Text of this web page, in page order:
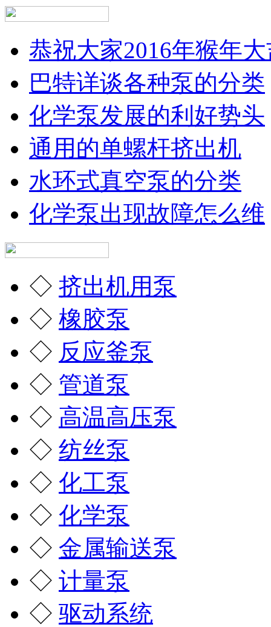
恭祝大家2016年猴年
巴特详谈各种泵的分类
化学泵发展的利好势头
通用的单螺杆挤出机
水环式真空泵的分类
化学泵出现故障怎么维
◇ 挤出机用泵
◇ 橡胶泵
◇ 反应釜泵
◇ 管道泵
◇ 高温高压泵
◇ 纺丝泵
◇ 化工泵
◇ 化学泵
◇ 金属输送泵
◇ 计量泵
◇ 驱动系统